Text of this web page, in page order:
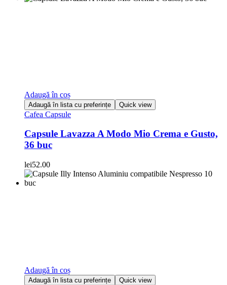
Adaugă în coș
Adaugă în lista cu preferințe Quick view
Cafea Capsule
Capsule Lavazza A Modo Mio Crema e Gusto,
36 buc
lei52.00
Adaugă în coș
Adaugă în lista cu preferințe Quick view